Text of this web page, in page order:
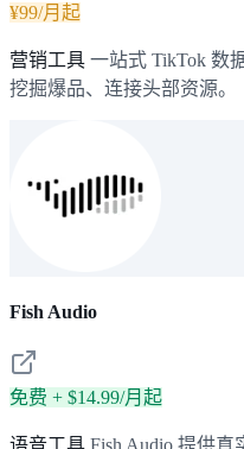
¥99/月起
营销工具 一站式 TikTok 数
挖掘爆品、连接头部资源。
Fish Audio
免费 + $14.99/月起